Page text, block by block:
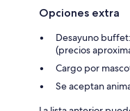
Opciones extra
Desayuno
(precios
Cargo por
Se aceptan